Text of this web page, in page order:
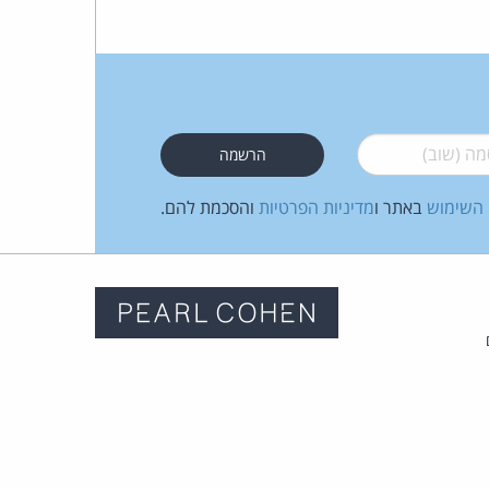
(שוב)*
השימוש באתר ומדיניות הפרטיות והסכמת להם.